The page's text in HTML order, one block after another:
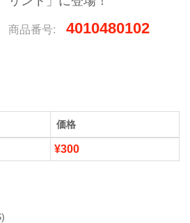
商品番号: 4010480102
価格
¥300